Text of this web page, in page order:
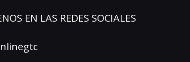
EN LAS REDES SOCIALES